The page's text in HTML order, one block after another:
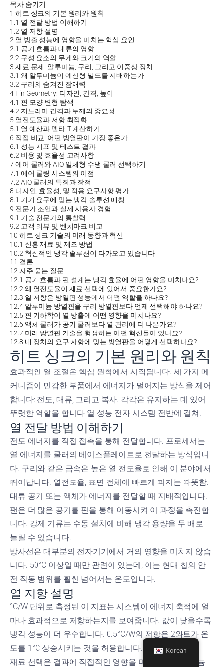
목차 숨기기
1 히트 싱크의 기본 원리와 원칙
1.1 열 전달 방법 이해하기
1.2 열 저항 설명
2 열 방출 성능에 영향을 미치는 핵심 요인
2.1 공기 흐름과 대류의 영향
2.2 구성 요소의 무게와 크기의 역할
3 재료 문제: 알루미늄, 구리, 그리고 이중상 장치
3.1 왜 알루미늄이 예산형 빌드를 지배하는가
3.2 구리의 숨겨진 잠재력
4 Fin Geometry: 디자인, 간격, 높이
4.1 핀 모양 변형 탐색
4.2 지느러미 간격과 두께의 중요성
5 열전도율과 저항 최적화
5.1 열 예산과 델타-T 계산하기
6 직접 비교: 어떤 방열판이 가장 좋은가
6.1 성능 지표 및 테스트 결과
6.2 비용 및 효율성 고려사항
7 에어 쿨러와 AIO 일체형 수냉 쿨러 선택하기
7.1 에어 쿨링 시스템의 이점
7.2AIO 쿨러의 특징과 장점
8 디자인, 효율성, 및 적용 요구사항 평가
8.1 기기 요구에 맞는 냉각 솔루션 매칭
9 전문가 조언과 실제 사용자 경험
9.1 기술 전문가의 통찰력
9.2 고객 리뷰 및 벤치마크 비교
10 히트 싱크 기술의 미래 동향과 혁신
10.1 신흥 재료 및 제조 방법
10.2 혁신적인 냉각 솔루션이 다가오고 있습니다
11 결론
12 자주 묻는 질문
12.1 공기 흐름과 핀 설계는 냉각 효율에 어떤 영향을 미치나요?
12.2왜 열전도율이 재료 선택에 있어서 중요한가요?
12.3 열 저항은 방열판 성능에서 어떤 역할을 하나요?
12.4 알루미늄 방열판을 구리 방열판보다 언제 선택해야 하나요?
12.5 핀 기하학이 열 방출에 어떤 영향을 미치나요?
12.6 액체 쿨러가 공기 쿨러보다 열 관리에 더 나은가요?
12.7 미래 방열판 기술을 형성하는 어떤 혁신들이 있나요?
12.8 내 장치의 요구 사항에 맞는 방열판을 어떻게 선택하나요?
히트 싱크의 기본 원리와 원칙
효과적인 열 조절은 핵심 원칙에서 시작됩니다. 세 가지 메
커니즘이 민감한 부품에서 에너지가 멀어지는 방식을 제어
합니다: 전도, 대류, 그리고 복사. 각각은 유지하는 데 있어
뚜렷한 역할을 합니다 열 성능 전자 시스템 전반에 걸쳐.
열 전달 방법 이해하기
전도 에너지를 직접 접촉을 통해 전달합니다. 프로세서는
열 에너지를 쿨러의 베이스플레이트로 전달하는 방식입니
다. 구리와 같은 금속은 높은 열 전도율로 인해 이 분야에서
뛰어납니다. 열전도율, 표면 전체에 빠르게 퍼지는 따뜻함.
대류 공기 또는 액체가 에너지를 전달할 때 지배적입니다.
팬은 더 많은 공기를 핀을 통해 이동시켜 이 과정을 촉진합
니다. 강제 기류는 수동 설치에 비해 냉각 용량을 두 배로
늘릴 수 있습니다.
방사선은 대부분의 전자기기에서 거의 영향을 미치지 않습
니다. 50°C 이상일 때만 관련이 있는데, 이는 현대 칩의 안
전 작동 범위를 훨씬 넘어서는 온도입니다.
열 저항 설명
°C/W 단위로 측정된 이 지표는 시스템이 에너지 축적에 얼
마나 효과적으로 저항하는지를 보여줍니다. 값이 낮을수록
냉각 성능이 더 우수합니다. 0.5°C/W의 저항은 2와트가 온
도를 1°C 상승시키는 것을 허용합니다.
재료 선택은 결과에 직접적인 영향을 미칩니다. 알루미늄
Korean